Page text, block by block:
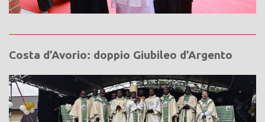
Costa d’Avorio: doppio Giubileo d’Argento